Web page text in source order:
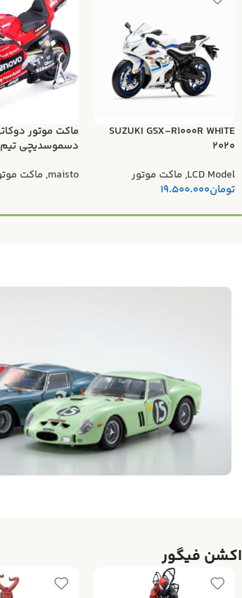
SUZUKI GSX-R1000R WHITE
2020
LCD Model
, ماکت موتور
تومان19.500.000
ماکت موتور
maisto
, ماکت
اکشن فیگور